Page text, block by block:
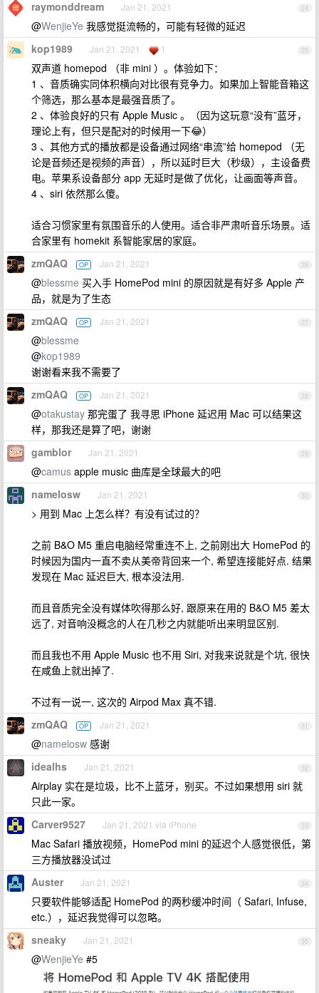
24
raymonddream Jan 21, 2021
@WenjieYe 我感觉挺流畅的，可能有轻微的延迟
25
kop1989 Jan 21, 2021 1
双声道 homepod （非 mini ）。体验如下：
1 、音质确实同体积横向对比很有竞争力。如果加上智能音箱这
个筛选，那么基本是最强音质了。
2 、体验良好的只有 Apple Music 。（因为这玩意“没有”蓝牙，
理论上有，但只是配对的时候用一下😂）
3 、其他方式的播放都是设备通过网络“串流”给 homepod （无
论是音频还是视频的声音），所以延时巨大（秒级），主设备费
电。苹果系设备部分 app 无延时是做了优化，让画面等声音。
4 、siri 依然那么傻。
适合习惯家里有氛围音乐的人使用。适合非严肃听音乐场景。适
合家里有 homekit 系智能家居的家庭。
26
zmQAQ OP Jan 21, 2021
@blessme 买入手 HomePod mini 的原因就是有好多 Apple 产
品，就是为了生态
27
zmQAQ OP Jan 21, 2021
@blessme
@kop1989
谢谢看来我不需要了
28
zmQAQ OP Jan 21, 2021
@otakustay 那完蛋了 我寻思 iPhone 延迟用 Mac 可以结果这
样，那我还是算了吧，谢谢
29
gamblor Jan 21, 2021
@camus apple music 曲库是全球最大的吧
30
namelosw Jan 21, 2021
> 用到 Mac 上怎么样？有没有试过的？
之前 B&O M5 重启电脑经常重连不上, 之前刚出大 HomePod 的
时候因为国内一直不卖从美帝背回来一个, 希望连接能好点. 结果
发现在 Mac 延迟巨大, 根本没法用.
而且音质完全没有媒体吹得那么好, 跟原来在用的 B&O M5 差太
远了, 对音响没概念的人在几秒之内就能听出来明显区别.
而且我也不用 Apple Music 也不用 Siri, 对我来说就是个坑, 很快
在咸鱼上就出掉了.
不过有一说一, 这次的 Airpod Max 真不错.
31
zmQAQ OP Jan 21, 2021
@namelosw 感谢
32
idealhs Jan 21, 2021
Airplay 实在是垃圾，比不上蓝牙，别买。不过如果想用 siri 就
只此一家。
33
Carver9527 Jan 21, 2021 via iPhone
Mac Safari 播放视频，HomePod mini 的延迟个人感觉很低，第
三方播放器没试过
34
Auster Jan 21, 2021
只要软件能够适配 HomePod 的两秒缓冲时间（ Safari, Infuse,
etc.），延迟我觉得可以忽略。
35
sneaky Jan 21, 2021
@WenjieYe #5